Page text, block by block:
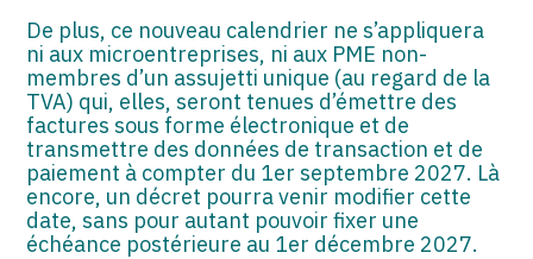
De plus, ce nouveau calendrier ne s’appliquera
ni aux microentreprises, ni aux PME non-
membres d’un assujetti unique (au regard de la
TVA) qui, elles, seront tenues d’émettre des
factures sous forme électronique et de
transmettre des données de transaction et de
paiement à compter du 1er septembre 2027. Là
encore, un décret pourra venir modifier cette
date, sans pour autant pouvoir fixer une
échéance postérieure au 1er décembre 2027.